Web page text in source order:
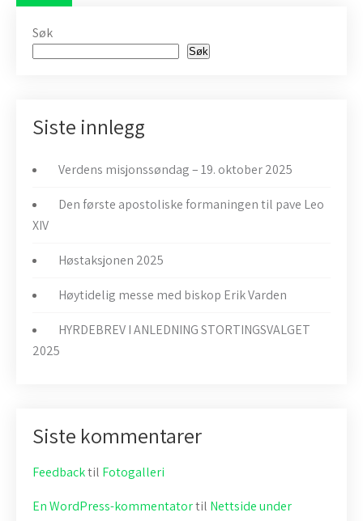
Søk
Søk
Siste innlegg
Verdens misjonssøndag – 19. oktober 2025
Den første apostoliske formaningen til pave Leo
XIV
Høstaksjonen 2025
Høytidelig messe med biskop Erik Varden
HYRDEBREV I ANLEDNING STORTINGSVALGET
2025
Siste kommentarer
Feedbacktil Fotogalleri
En WordPress-kommentatortil Nettside under